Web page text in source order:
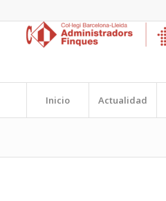
Inicio Actualidad